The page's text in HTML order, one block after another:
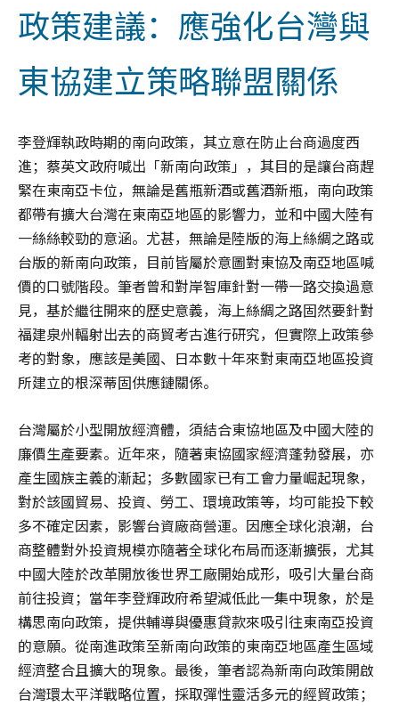
政策建議：應強化台灣與
東協建立策略聯盟關係
李登輝執政時期的南向政策，其立意在防止台商過度西
進；蔡英文政府喊出「新南向政策」，其目的是讓台商趕
緊在東南亞卡位，無論是舊瓶新酒或舊酒新瓶，南向政策
都帶有擴大台灣在東南亞地區的影響力，並和中國大陸有
一絲絲較勁的意涵。尤甚，無論是陸版的海上絲綢之路或
台版的新南向政策，目前皆屬於意圖對東協及南亞地區喊
價的口號階段。筆者曾和對岸智庫針對一帶一路交換過意
見，基於繼往開來的歷史意義，海上絲綢之路固然要針對
福建泉州輻射出去的商貿考古進行研究，但實際上政策參
考的對象，應該是美國、日本數十年來對東南亞地區投資
所建立的根深蒂固供應鏈關係。
台灣屬於小型開放經濟體，須結合東協地區及中國大陸的
廉價生產要素。近年來，隨著東協國家經濟蓬勃發展，亦
產生國族主義的漸起；多數國家已有工會力量崛起現象，
對於該國貿易、投資、勞工、環境政策等，均可能投下較
多不確定因素，影響台資廠商營運。因應全球化浪潮，台
商整體對外投資規模亦隨著全球化布局而逐漸擴張，尤其
中國大陸於改革開放後世界工廠開始成形，吸引大量台商
前往投資；當年李登輝政府希望減低此一集中現象，於是
構思南向政策，提供輔導與優惠貸款來吸引往東南亞投資
的意願。從南進政策至新南向政策的東南亞地區產生區域
經濟整合且擴大的現象。最後，筆者認為新南向政策開啟
台灣環太平洋戰略位置，採取彈性靈活多元的經貿政策；